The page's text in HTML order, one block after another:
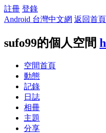
註冊 登錄
Android 台灣中文網 返回首頁
sufo99的個人空間
空間首頁
動態
記錄
日誌
相冊
主題
分享